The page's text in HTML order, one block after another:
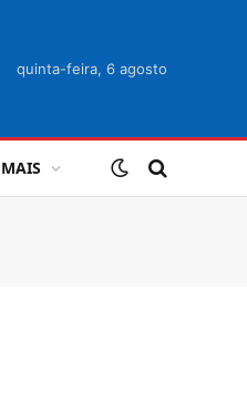
quinta-feira, 6 agosto
MAIS